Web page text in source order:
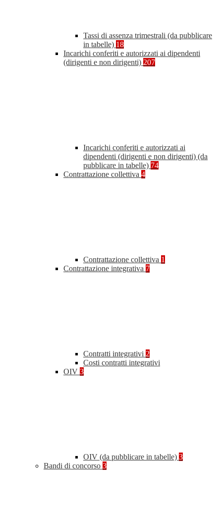
Tassi di assenza trimestrali (da pubblicare
in tabelle) 18
Incarichi conferiti e autorizzati ai dipendenti
(dirigenti e non dirigenti) 207
Incarichi conferiti e autorizzati ai
dipendenti (dirigenti e non dirigenti) (da
pubblicare in tabelle) 74
Contrattazione collettiva 4
Contrattazione collettiva 1
Contrattazione integrativa 7
Contratti integrativi 2
Costi contratti integrativi
OIV 3
OIV (da pubblicare in tabelle) 3
Bandi di concorso 3